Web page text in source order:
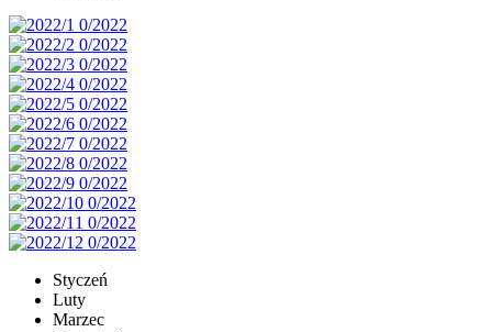
Styczeń
Luty
Marzec